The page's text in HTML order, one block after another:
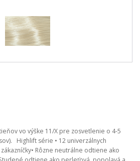
vo výške 11/X pre zosvetlenie o 4-5
Highlift série • 12 univerzálnych
Rôzne neutrálne odtiene ako